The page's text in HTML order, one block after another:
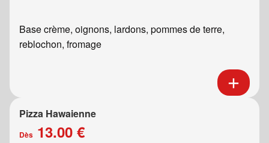
Base crème, oignons, lardons, pommes de terre,
reblochon, fromage
Pizza Hawaienne
Dès 13.00 €